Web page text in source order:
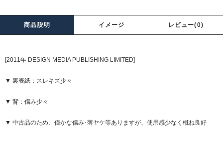
商品説明 イメージ レビュー(0)
[2011年 DESIGN MEDIA PUBLISHING LIMITED]
▼ 裏表紙：スレキズ少々
▼ 背：傷み少々
▼ 中古品のため、僅かな傷み･薄ヤケ等ありますが、使用感少なく概ね良好